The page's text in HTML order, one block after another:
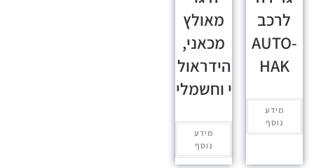
לרכב
AUTO-
HAK
מידע
נוסף
מאולץ
מכאני,
הידראול
י וחשמלי
מידע
נוסף